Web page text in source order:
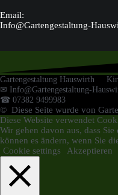
Email:
Info@Gartengestaltung-
Gartengestaltung Hauswirth
✉ Info@Gartengestaltung-
☎ 07382 9499983
© Diese Seite wurde von
Diese Website verwendet
Wir gehen davon aus, dass
können es ändern, wenn Sie
Cookie settings
Akzeptieren